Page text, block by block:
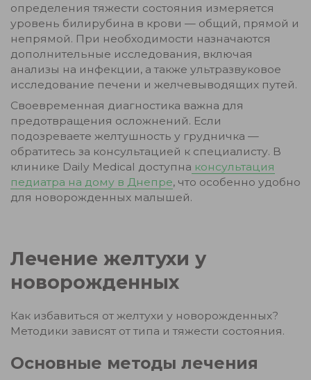
определения тяжести состояния измеряется
уровень билирубина в крови — общий, прямой и
непрямой. При необходимости назначаются
дополнительные исследования, включая
анализы на инфекции, а также ультразвуковое
исследование печени и желчевыводящих путей.
Своевременная диагностика важна для
предотвращения осложнений. Если
подозреваете желтушность у грудничка —
обратитесь за консультацией к специалисту. В
клинике Daily Medical доступна консультация
педиатра на дому в Днепре, что особенно удобно
для новорожденных малышей.
Лечение желтухи у
новорожденных
Как избавиться от желтухи у новорожденных?
Методики зависят от типа и тяжести состояния.
Основные методы лечения